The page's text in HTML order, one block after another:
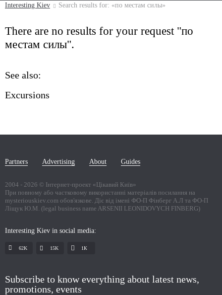
Interesting Kiev Search results for: «по местам силы»
There are no results for your request "по
местам силы".
See also:
Excursions
Partners Advertising About Guides
2004 - 2026 © Інтернет-проект «Цікавий Київ»
При повному або частковому використанні матеріалів посилання на
mysteriouskiev.com обов'язкове. Діє від імені ФО-П Фінберг А.Л та ФО-П
Ліщук Ю.М. (legal business name ARSENII LEONIDOVYCH FINBERG)
Interesting Kiev in social media:
62K 15K 1К
Subscribe to know everything about latest news,
promotions, events